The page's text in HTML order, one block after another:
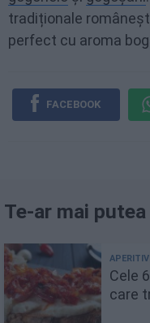
tradiționale
perfect cu aroma
FACEBOOK
Te-ar mai
Cele
care